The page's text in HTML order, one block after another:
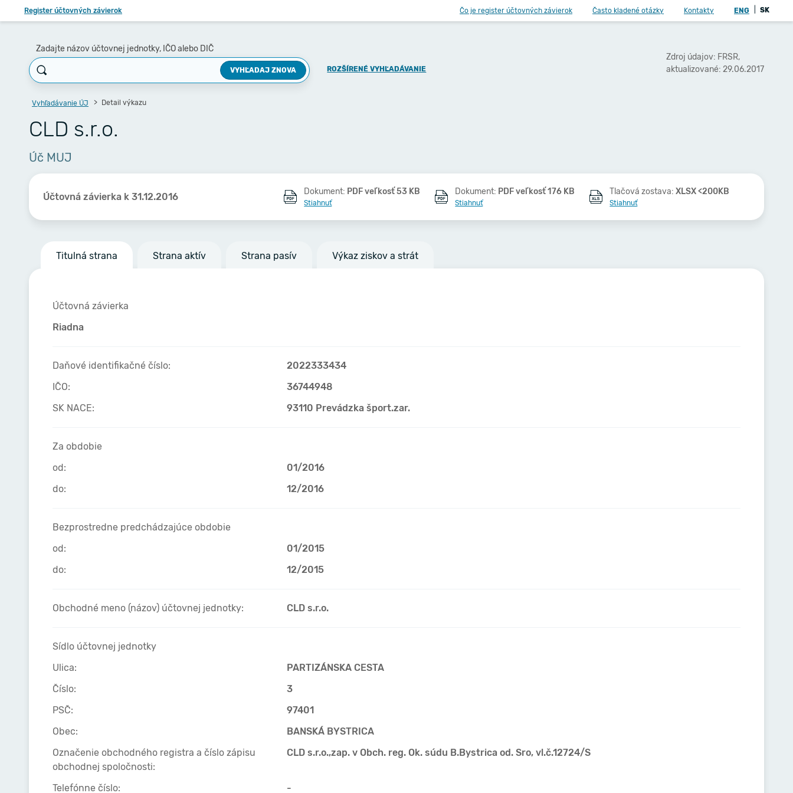
Register účtovných závierok Čo je register účtovných závierok Často kladené otázky Kontakty ENG SK
Zadajte názov účtovnej jednotky, IČO alebo DIČ
VYHĽADAJ ZNOVA ROZŠÍRENÉ VYHĽADÁVANIE
Zdroj údajov: FRSR,
aktualizované: 29.06.2017
Vyhľadávanie ÚJ Detail výkazu
CLD s.r.o.
Úč MUJ
Účtovná závierka k 31.12.2016 Dokument: PDF veľkosť 53 KB
Stiahnuť
Dokument: PDF veľkosť 176 KB
Stiahnuť
Tlačová zostava:XLSX <200KB
Stiahnuť
Titulná strana Strana aktív Strana pasív Výkaz ziskov a strát
Účtovná závierka
Riadna
Daňové identifikačné číslo:
2022333434
IČO:
36744948
SK NACE:
93110 Prevádzka šport.zar.
Za obdobie
od:
01/2016
do:
12/2016
Bezprostredne predchádzajúce obdobie
od:
01/2015
do:
12/2015
Obchodné meno (názov) účtovnej jednotky: CLD s.r.o.
Sídlo účtovnej jednotky
Ulica:
PARTIZÁNSKA CESTA
Číslo:
3
PSČ:
97401
Obec:
BANSKÁ BYSTRICA
Označenie obchodného registra a číslo zápisu
obchodnej spoločnosti:
CLD s.r.o.,zap. v Obch. reg. Ok. súdu B.Bystrica od. Sro, vl.č.12724/S
Telefónne číslo: -